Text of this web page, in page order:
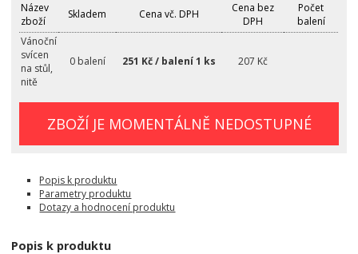
Název
zboží
Skladem Cena vč. DPH
Cena bez
DPH
Počet
balení
Vánoční
svícen
na stůl,
nitě
0 balení 251 Kč / balení 1 ks 207 Kč
ZBOŽÍ JE MOMENTÁLNĚ NEDOSTUPNÉ
Popis k produktu
Parametry produktu
Dotazy a hodnocení produktu
Popis k produktu